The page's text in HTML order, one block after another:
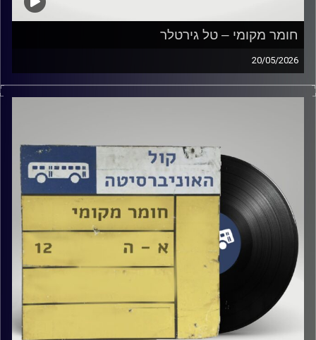
חומר מקומי – טל גירטלר
20/05/2026
שעה של מוזיקה ישראלית עם טל גירטלר